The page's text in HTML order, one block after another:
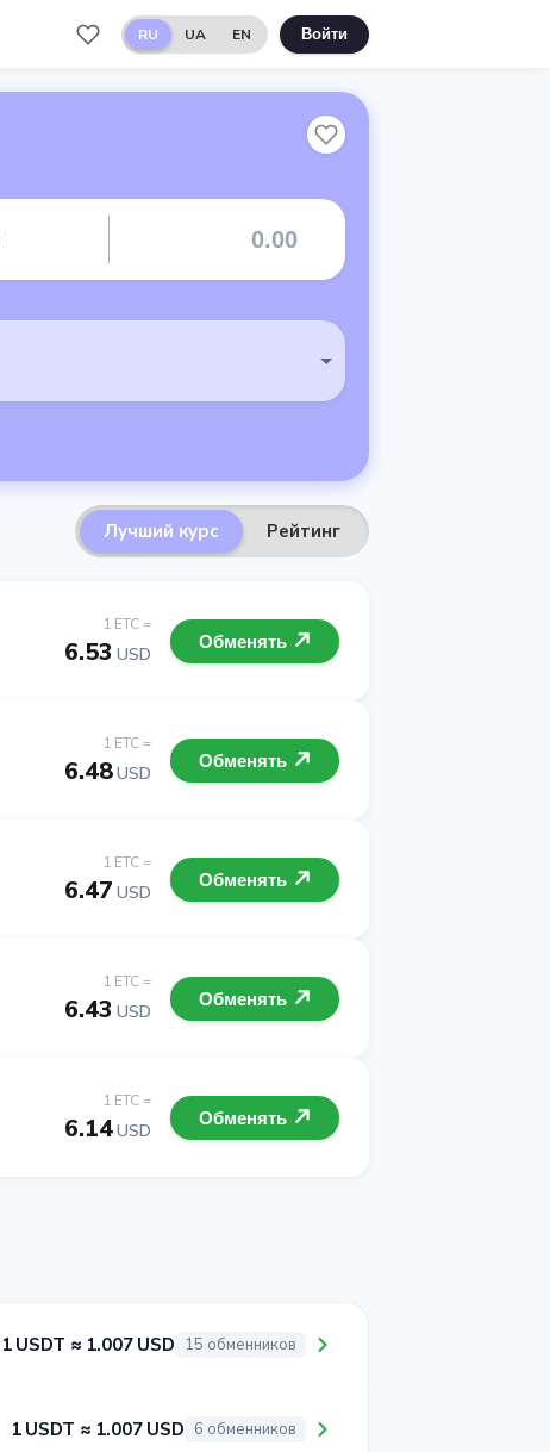
RU UA EN Войти
Лучший курс Рейтинг
1 ETC =
6.53 USD
Обменять
1 ETC =
6.48USD
Обменять
1 ETC =
6.47 USD
Обменять
1 ETC =
6.43 USD
Обменять
1 ETC =
6.14USD
Обменять
1 USDT ≈ 1.007 USD 15 обменников
1 USDT ≈ 1.007 USD 6 обменников